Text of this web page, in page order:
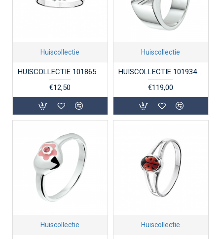
Huiscollectie
HUISCOLLECTIE 1018650 ZILVEREN KINDERRING VLINDER ROZE LAK
€12,50
Huiscollectie
HUISCOLLECTIE 1019342 ZILVEREN HERENRING MASSIEF
€119,00
Huiscollectie Huiscollectie